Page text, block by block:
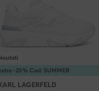
-25% Cod: SUMMER
LAGERFELD